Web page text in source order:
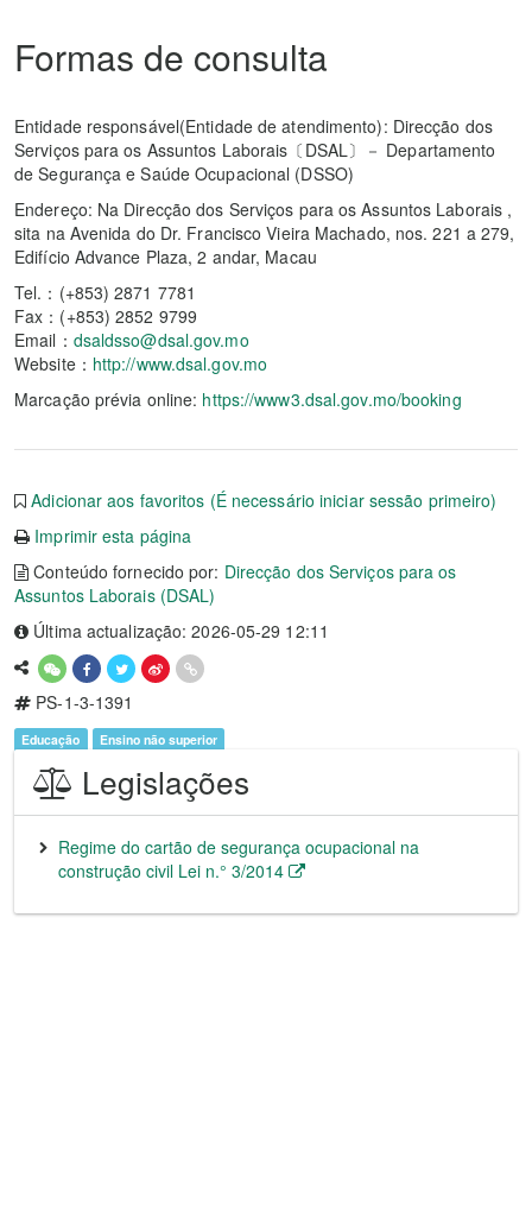
Formas de consulta
Entidade responsável(Entidade de atendimento): Direcção dos
Serviços para os Assuntos Laborais〔DSAL〕－ Departamento
de Segurança e Saúde Ocupacional (DSSO)
Endereço: Na Direcção dos Serviços para os Assuntos Laborais ,
sita na Avenida do Dr. Francisco Vieira Machado, nos. 221 a 279,
Edifício Advance Plaza, 2 andar, Macau
Tel.：(+853) 2871 7781
Fax：(+853) 2852 9799
Email： dsaldsso@dsal.gov.mo
Website： http://www.dsal.gov.mo
Marcação prévia online: https://www3.dsal.gov.mo/booking
Adicionar aos favoritos (É necessário iniciar sessão primeiro)
Imprimir esta página
Conteúdo fornecido por: Direcção dos Serviços para os
Assuntos Laborais (DSAL)
Última actualização: 2026-05-29 12:11
PS-1-3-1391
Educação Ensino não superior
Legislações
Regime do cartão de segurança ocupacional na
construção civil Lei n.° 3/2014